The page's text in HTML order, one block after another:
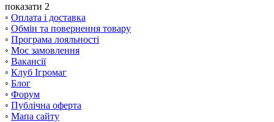
показати 2
◦ Оплата і доставка
◦ Обмін та повернення товару
◦ Програма лояльності
◦ Моє замовлення
◦ Вакансії
◦ Клуб Ігромаг
◦ Блог
◦ Форум
◦ Публічна оферта
◦ Мапа сайту